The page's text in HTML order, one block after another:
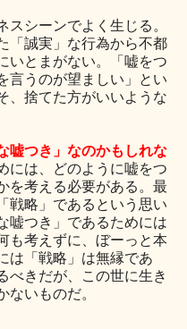
シーンでよく生じる。
「誠実」な行為から不都
いとまがない。「嘘をつ
言うのが望ましい」とい
、捨てた方がいいような
嘘つき」なのかもしれな
には、どのように嘘をつ
を考える必要がある。最
戦略」であるという思い
嘘つき」であるためには
も考えずに、ぼーっと本
は「戦略」は無縁であ
べきだが、この世に生き
いものだ。